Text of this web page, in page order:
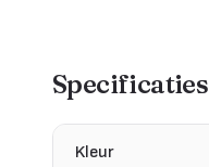
Specificaties
Kleur